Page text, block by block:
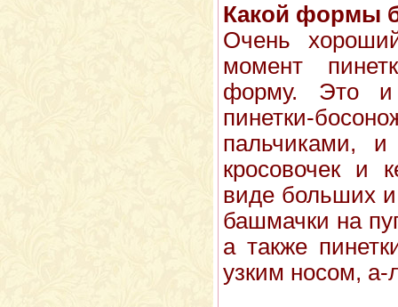
Какой формы
Очень
момент
форму. Это и
пинетки-
пальчиками,
кросовочек и
виде больших и
башмачки на
а также
узким носом, а-